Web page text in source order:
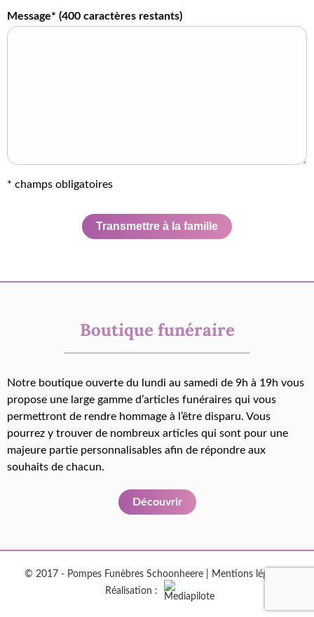
Message* (400 caractères restants)
* champs obligatoires
Transmettre à la famille
Boutique funéraire
Notre boutique ouverte du lundi au samedi de 9h à 19h vous
propose une large gamme d’articles funéraires qui vous
permettront de rendre hommage à l’être disparu. Vous
pourrez y trouver de nombreux articles qui sont pour une
majeure partie personnalisables afin de répondre aux
souhaits de chacun.
Découvrir
© 2017 - Pompes Funèbres Schoonheere | Mentions légales
Réalisation :